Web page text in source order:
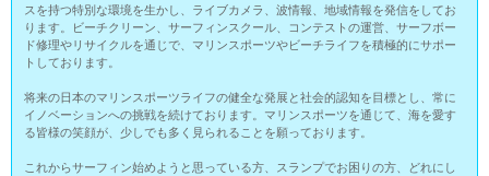
スを持つ特別な環境を生かし、ライブカメラ、波情報、地域情報を発信をしてお
ります。ビーチクリーン、サーフィンスクール、コンテストの運営、サーフボー
ド修理やリサイクルを通じで、マリンスポーツやビーチライフを積極的にサポー
トしております。
将来の日本のマリンスポーツライフの健全な発展と社会的認知を目標とし、常に
イノベーションへの挑戦を続けております。マリンスポーツを通じて、海を愛す
る皆様の笑顔が、少しでも多く見られることを願っております。
これからサーフィン始めようと思っている方、スランプでお困りの方、どれにし